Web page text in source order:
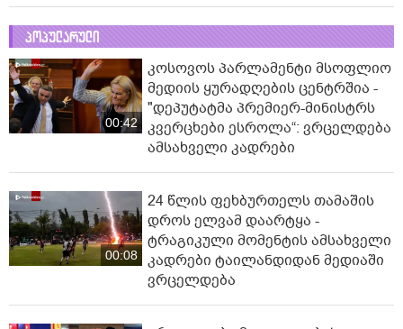
პოპულარული
00:42
კოსოვოს პარლამენტი მსოფლიო
მედიის ყურადღების ცენტრშია -
"დეპუტატმა პრემიერ-მინისტრს
კვერცხები ესროლა“: ვრცელდება
ამსახველი კადრები
00:08
24 წლის ფეხბურთელს თამაშის
დროს ელვამ დაარტყა -
ტრაგიკული მომენტის ამსახველი
კადრები ტაილანდიდან მედიაში
ვრცელდება